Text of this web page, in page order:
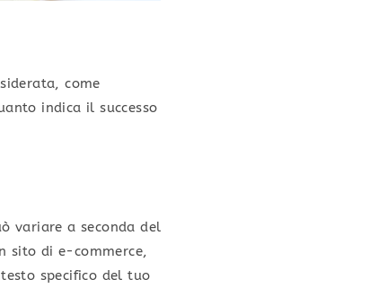
come
indica il successo
variare a seconda del
sito di e-commerce,
specifico del tuo